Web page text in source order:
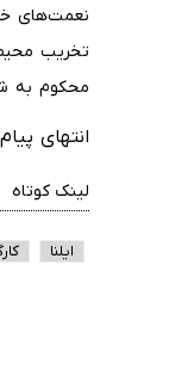
نعمت‌های
تخریب
محکوم به
انتهای
لینک کوتاه
ایلنا